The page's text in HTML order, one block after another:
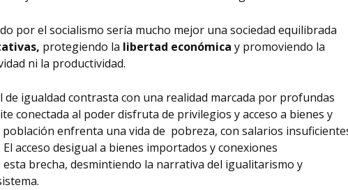
por el socialismo sería mucho mejor una sociedad equilibrada
protegiendo la libertad económica y promoviendo la
ni la productividad.
de igualdad contrasta con una realidad marcada por profundas
conectada al poder disfruta de privilegios y acceso a bienes y
población enfrenta una vida de pobreza, con salarios
acceso desigual a bienes importados y conexiones
brecha, desmintiendo la narrativa del igualitarismo y